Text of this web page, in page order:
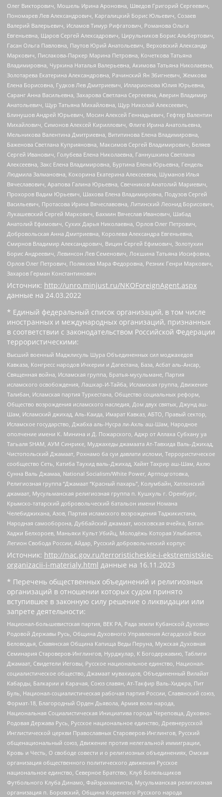
Олег Викторович, Мошель Ирина Ароновна, Шведов Григорий Сергеевич,
Пономарев Лев Александрович, Каргалицкий Борис Юльевич, Созаев
Валерий Валерьевич, Исламов Тимур Рифгатович, Романова Ольга
Евгеньевна, Щаров Сергей Алексадрович, Цирульников Борис Альбертович,
Гасан Ольга Павловна, Паутов Юрий Анатольевич, Верховский Александр
Маркович, Пислакова-Паркер Марина Петровна, Кочеткова Татьяна
Владимировна, Чуркина Наталья Валерьевна, Акимова Татьяна Николаевна,
Золотарева Екатерина Александровна, Рачинский Ян Збигневич, Жемкова
Елена Борисовна, Гудков Лев Дмитриевич, Илларионова Юлия Юрьевна,
Саранг Анна Васильевна, Захарова Светлана Сергеевна, Аверин Владимир
Анатольевич, Щур Татьяна Михайловна, Щур Николай Алексеевич,
Блинушов Андрей Юрьевич, Мосин Алексей Геннадьевич, Гефтер Валентин
Михайлович, Симонов Алексей Кириллович, Флиге Ирина Анатольевна,
Мельникова Валентина Дмитриевна, Вититинова Елена Владимировна,
Баженова Светлана Куприяновна, Максимов Сергей Владимирович, Беляев
Сергей Иванович, Голубева Елена Николаевна, Ганнушкина Светлана
Алексеевна, Закс Елена Владимировна, Буртина Елена Юрьевна, Гендель
Людмила Залмановна, Кокорина Екатерина Алексеевна, Шуманов Илья
Вячеславович, Арапова Галина Юрьевна, Свечников Анатолий Мариевич,
Прохоров Вадим Юрьевич, Шахова Елена Владимировна, Подузов Сергей
Васильевич, Протасова Ирина Вячеславовна, Литинский Леонид Борисович,
Лукашевский Сергей Маркович, Бахмин Вячеслав Иванович, Шабад
Анатолий Ефимович, Сухих Дарья Николаевна, Орлов Олег Петрович,
Добровольская Анна Дмитриевна, Королева Александра Евгеньевна,
Смирнов Владимир Александрович, Вицин Сергей Ефимович, Золотухин
Борис Андреевич, Левинсон Лев Семенович, Локшина Татьяна Иосифовна,
Орлов Олег Петрович, Полякова Мара Федоровна, Резник Генри Маркович,
Захаров Герман Константинович
Источник: http://unro.minjust.ru/NKOForeignAgent.aspx
данные на 24.03.2022
* Единый федеральный список организаций, в том числе
иностранных и международных организаций, признанных
в соответствии с законодательством Российской Федерации
террористическими:
Высший военный Маджлисуль Шура Объединенных сил моджахедов
Кавказа, Конгресс народов Ичкерии и Дагестана, База, Асбат аль-Ансар,
Священная война, Исламская группа, Братья-мусульмане, Партия
исламского освобождения, Лашкар-И-Тайба, Исламская группа, Движение
Талибан, Исламская партия Туркестана, Общество социальных реформ,
Общество возрождения исламского наследия, Дом двух святых, Джунд аш-
Шам, Исламский джихад, Аль-Каида, Имарат Кавказ, АБТО, Правый сектор,
Исламское государство, Джабха аль-Нусра ли-Ахль аш-Шам, Народное
ополчение имени К. Минина и Д. Пожарского, Аджр от Аллаха Субхану уа
Тагьаля SHAM, АУМ Синрике, Муджахеды джамаата Ат-Тавхида Валь-Джихад,
Чистопольский Джамаат, Рохнамо ба суи давлати исломи, Террористическое
сообщество Сеть, Катиба Таухид валь-Джихад, Хайят Тахрир аш-Шам, Ахлю
Сунна Валь Джамаа, National Socialism/White Power, Артподготовка,
Религиозная группа “Джамаат “Красный пахарь”, Колумбайн, Хатлонский
джамаат, Мусульманская религиозная группа п. Кушкуль г. Оренбург,
Крымско-татарский добровольческий батальон имени Номана
Челебиджихана, Азов, Партия исламского возрождения Таджикистана,
Народная самооборона, Дуббайский джамаат, московская ячейка, Батал-
Хаджи Белхороев, Маньяки Культ Убийц, Молодёжь Которая Улыбается,
Легион Свобода России, Айдар, Русский добровольческий корпус
Источник: http://nac.gov.ru/terroristicheskie-i-ekstremistskie-
organizacii-i-materialy.html данные на 16.11.2023
* Перечень общественных объединений и религиозных
организаций в отношении которых судом принято
вступившее в законную силу решение о ликвидации или
запрете деятельности:
Национал-большевистская партия, ВЕК РА, Рада земли Кубанской Духовно
Родовой Державы Русь, Община Духовного Управления Асгардской Веси
Беловодья, Славянская Община Капища Веды Перуна, Мужская Духовная
Семинария Староверов-Инглингов, Нурджулар, К Богодержавию, Таблиги
Джамаат, Свидетели Иеговы, Русское национальное единство, Национал-
социалистическое общество, Джамаат мувахидов, Объединенный Вилайат
Кабарды, Балкарии и Карачая, Союз славян, Ат-Такфир Валь-Хиджра, Пит
Буль, Национал-социалистическая рабочая партия России, Славянский союз,
Формат-18, Благородный Орден Дьявола, Армия воли народа,
Национальная Социалистическая Инициатива города Череповца, Духовно-
Родовая Держава Русь, Русское национальное единство, Древнерусской
Инглистической церкви Православных Староверов-Инглингов, Русский
общенациональный союз, Движение против нелегальной иммиграции,
Кровь и Честь, О свободе совести и о религиозных объединениях, Омская
организация общественного политического движения Русское
национальное единство, Северное Братство, Клуб Болельщиков
Футбольного Клуба Динамо, Файзрахманисты, Мусульманская религиозная
организация п. Боровский, Община Коренного Русского народа